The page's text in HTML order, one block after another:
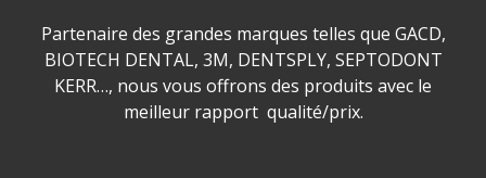
Partenaire des grandes marques telles que GACD,
BIOTECH DENTAL, 3M, DENTSPLY, SEPTODONT
KERR…, nous vous offrons des produits avec le
meilleur rapport qualité/prix.